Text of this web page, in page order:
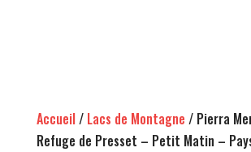
Accueil/ Lacs de Montagne / Pierra
Refuge de Presset – Petit Matin –